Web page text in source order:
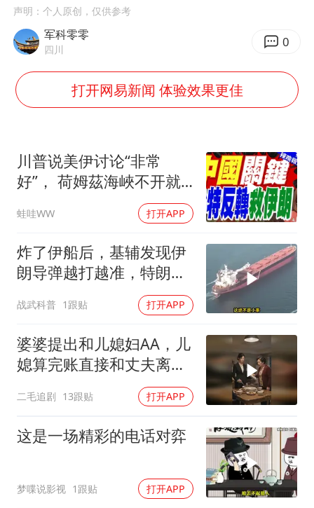
人贩子“梅姨”真实姓名曝光
如何把百年大党建设得更加坚强有力
一枚俄导弹都没击落 泽连斯基发声
41岁女子为鼓励女儿考上985研究生
总书记关心百姓身边这些民生大事
声明：个人原创，仅供参考
军科零零
四川 0
打开网易新闻 体验效果更佳
川普说美伊讨论“非常
好”， 荷姆茲海峽不开就
出重拳｜帅化民.孙大千.
谢寒冰｜辣晚报20260805
蛙哇WW 打开APP
炸了伊船后，基辅发现伊
朗导弹越打越准，特朗普
战武科普 1跟贴 打开APP
婆婆提出和儿媳妇AA，儿
媳算完账直接和丈夫离
二毛追剧 13跟贴 打开APP
这是一场精彩的电话对弈
梦喋说影视 1跟贴 打开APP